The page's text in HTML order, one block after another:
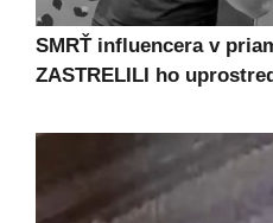
SMRŤ influencera v
ZASTRELILI ho